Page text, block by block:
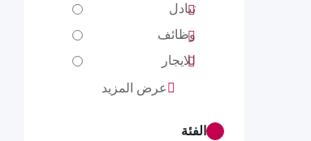
تبادل
وظائف
للايجار
عرض المزيد
الفئة